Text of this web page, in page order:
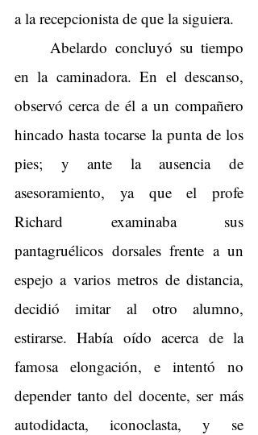
a la recepcionista de que la siguiera.
Abelardo concluyó su tiempo
en la caminadora. En el descanso,
observó cerca de él a un compañero
hincado hasta tocarse la punta de los
pies; y ante la ausencia de
asesoramiento, ya que el profe
Richard examinaba sus
pantagruélicos dorsales frente a un
espejo a varios metros de distancia,
decidió imitar al otro alumno,
estirarse. Había oído acerca de la
famosa elongación, e intentó no
depender tanto del docente, ser más
autodidacta, iconoclasta, y se